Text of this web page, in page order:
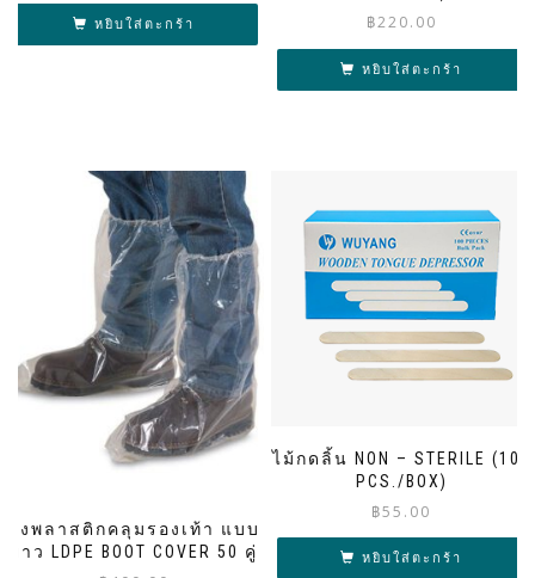
หยิบใส่ตะกร้า ฿220.00
หยิบใส่ตะกร้า
ถุงพลาสติกคลุมรองเท้า แบบ
ยาว LDPE BOOT COVER 50 คู่
ไม้กดลิ้น NON – STERILE (100
PCS./BOX)
฿55.00
หยิบใส่ตะกร้า